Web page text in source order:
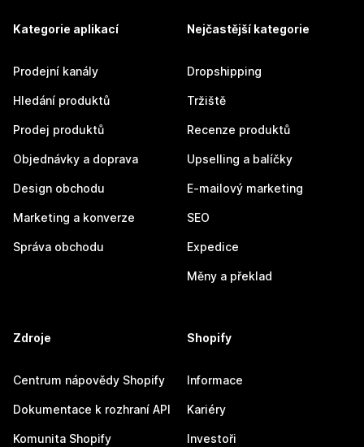
Kategorie aplikací
Prodejní kanály
Hledání produktů
Prodej produktů
Objednávky a doprava
Design obchodu
Marketing a konverze
Správa obchodu
Nejčastější kategorie
Dropshipping
Tržiště
Recenze produktů
Upselling a balíčky
E-mailový marketing
SEO
Expedice
Měny a překlad
Zdroje
Centrum nápovědy Shopify
Dokumentace k rozhraní API
Komunita Shopify
Shopify
Informace
Kariéry
Investoři